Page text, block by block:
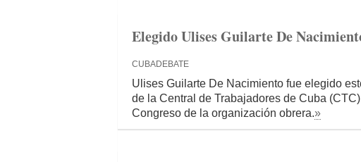
Elegido Ulises Guilarte De
CUBADEBATE
Ulises Guilarte De Nacimiento fue elegido
de la Central de Trabajadores de Cuba
Congreso de la organización obrera.»